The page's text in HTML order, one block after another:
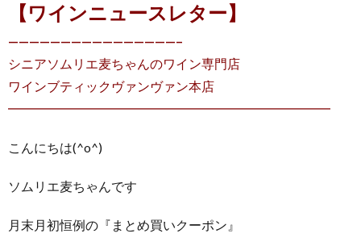
【ワインニュースレター】
————————————————–
シニアソムリエ麦ちゃんのワイン専門店
ワインブティックヴァンヴァン本店
━━━━━━━━━━━━━━━━━━━━━━━━━
こんにちは(^o^)
ソムリエ麦ちゃんです
月末月初恒例の『まとめ買いクーポン』